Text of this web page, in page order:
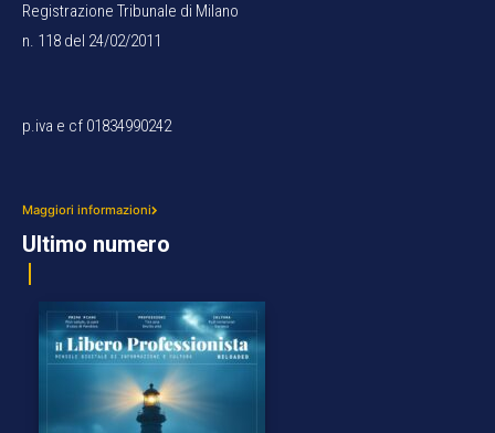
Registrazione Tribunale di Milano
n. 118 del 24/02/2011
p.iva e cf 01834990242
Maggiori informazioni
Ultimo numero